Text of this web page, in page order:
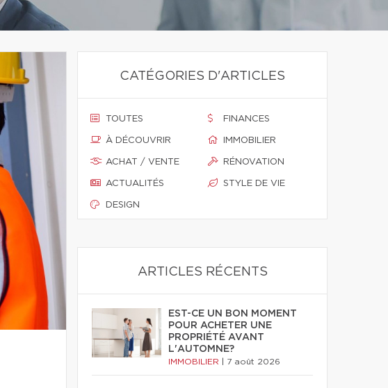
CATÉGORIES D'ARTICLES
TOUTES
À DÉCOUVRIR
ACHAT / VENTE
ACTUALITÉS
DESIGN
FINANCES
IMMOBILIER
RÉNOVATION
STYLE DE VIE
ARTICLES RÉCENTS
EST-CE UN BON MOMENT
POUR ACHETER UNE
PROPRIÉTÉ AVANT
L'AUTOMNE?
IMMOBILIER 7 août 2026